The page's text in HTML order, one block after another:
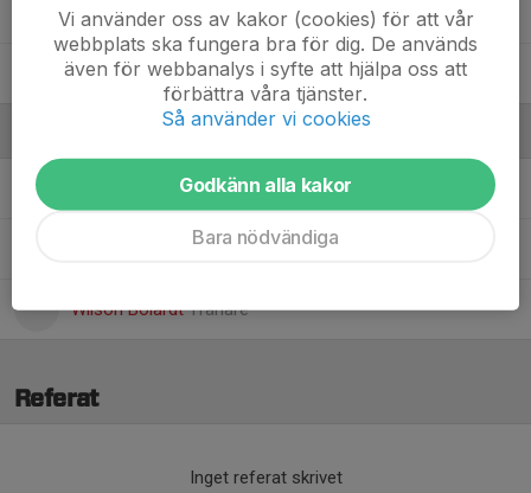
Wilma Wistrand Broman
Zara Knezevic
Alvaro ZepedaAssisterande tränare
Aktivitetsledare
Wilson BoiardtTränare
Referat
Inget referat skrivet
Vi använder oss av kakor (cookies) för att vår
webbplats ska fungera bra för dig. De används
även för webbanalys i syfte att hjälpa oss att
förbättra våra tjänster.
Så använder vi cookies
Godkänn alla kakor
Bara nödvändiga